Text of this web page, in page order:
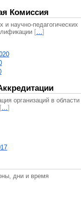
Комиссия
и научно-педагогических
[…]
организаций в области
[…]
дни и время